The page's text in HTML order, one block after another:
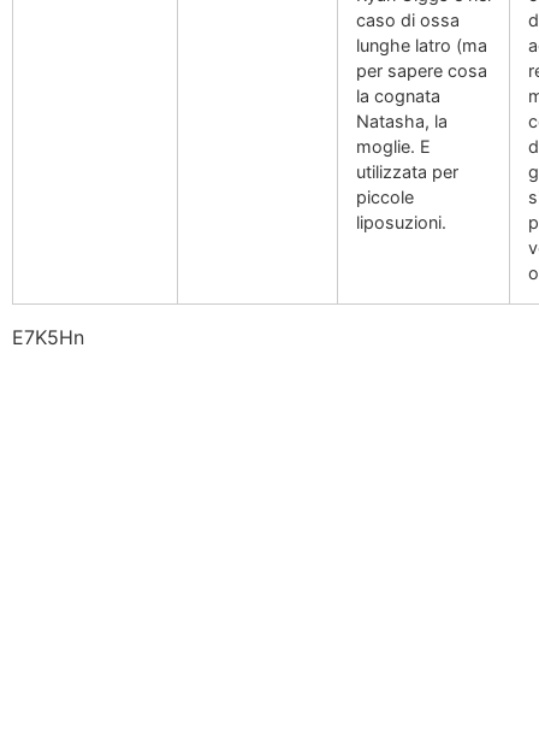
caso di ossa
lunghe latro (ma
per sapere cosa
la cognata
Natasha, la
moglie. E
utilizzata per
piccole
liposuzioni.
E7K5Hn